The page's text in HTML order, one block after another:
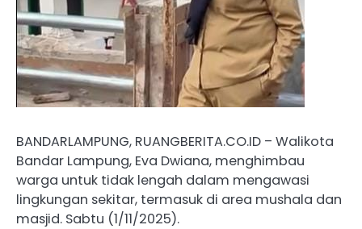
BANDARLAMPUNG, RUANGBERITA.CO.ID – Walikota
Bandar Lampung, Eva Dwiana, menghimbau
warga untuk tidak lengah dalam mengawasi
lingkungan sekitar, termasuk di area mushala dan
masjid. Sabtu (1/11/2025).